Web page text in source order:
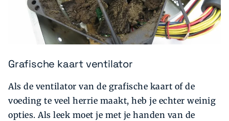
Grafische kaart ventilator
Als de ventilator van de grafische kaart of de
voeding te veel herrie maakt, heb je echter weinig
opties. Als leek moet je met je handen van de